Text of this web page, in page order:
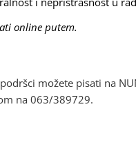
online putem.
možete pisati na
na 063/389729.